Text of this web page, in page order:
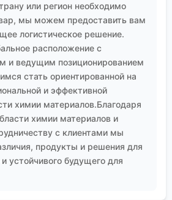
или регион необходимо
мы можем предоставить вам
логистическое решение.
расположение с
и ведущим позиционированием
стать ориентированной на
и эффективной
химии материалов.Благодаря
химии материалов и
с клиентами мы
продукты и решения для
устойчивого будущего для